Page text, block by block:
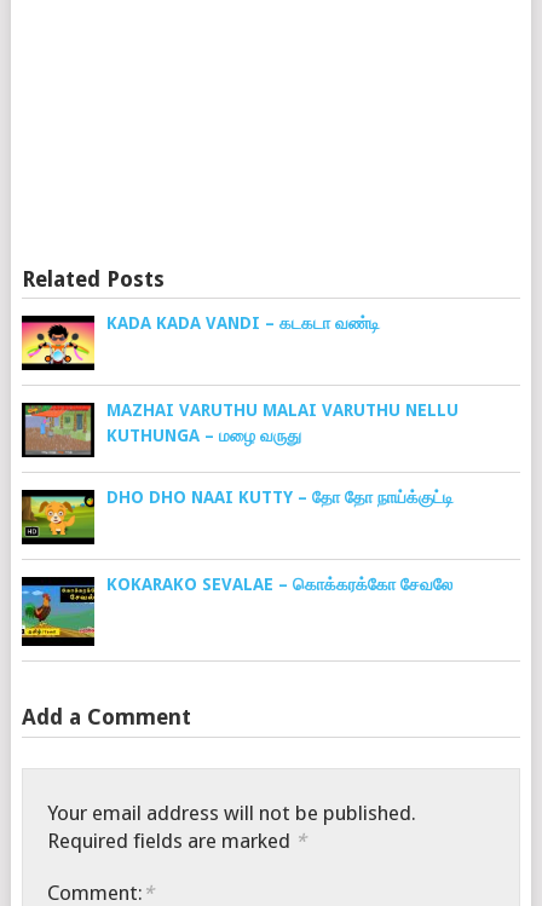
Related Posts
KADA KADA VANDI – கடகடா வண்டி
MAZHAI VARUTHU MALAI VARUTHU NELLU
KUTHUNGA – மழை வருது
DHO DHO NAAI KUTTY – தோ தோ நாய்க்குட்டி
KOKARAKO SEVALAE – கொக்கரக்கோ சேவலே
Add a Comment
Your email address will not be published.
Required fields are marked *
Comment: *